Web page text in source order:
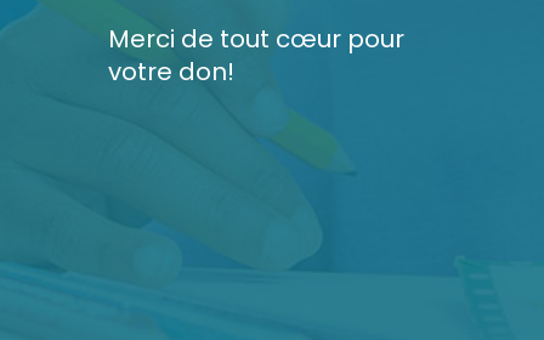
Merci de tout cœur pour
votre don!